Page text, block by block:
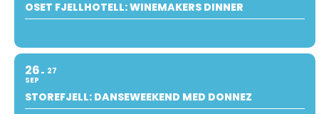
OSET FJELLHOTELL: WINEMAKERS DINNER
26
SEP
27
STOREFJELL: DANSEWEEKEND MED DONNEZ